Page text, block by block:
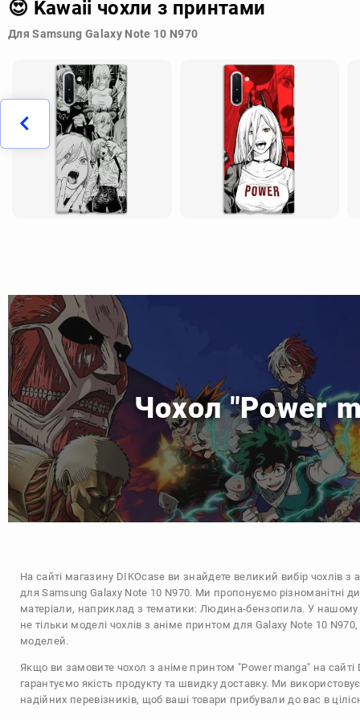
😍 Kawaii чохли з принтами
Для Samsung Galaxy Note 10 N970
Чохол "Power
На сайті магазину DIKOcase ви знайдете великий вибір чохлів з
для Samsung Galaxy Note 10 N970. Ми пропонуємо різноманітні
матеріали, наприклад з тематики: Людина-бензопила. У нашому
не тільки моделі чохлів з аніме принтом для Galaxy Note 10
моделей.
Якщо ви замовите чохол з аніме принтом "Power manga" на сайті
гарантуємо якість продукту та швидку доставку. Ми
надійних перевізників, щоб ваші товари прибували до вас в